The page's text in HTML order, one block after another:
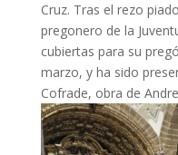
Cruz. Tras el rezo
pregonero de la
cubiertas para su
marzo, y ha sido
Cofrade, obra de